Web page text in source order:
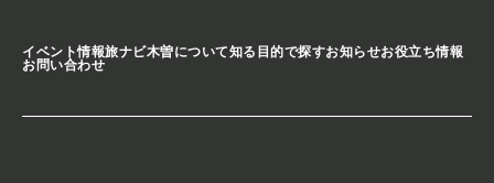
イベント情報旅ナビ木曽について知る 目的で探すお知らせお役立ち情報
お問い合わせ